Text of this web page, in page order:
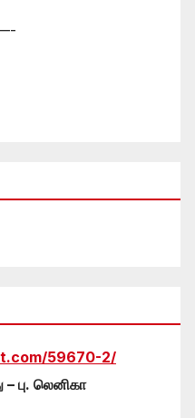
59670-2/
– பு. லெனிகா